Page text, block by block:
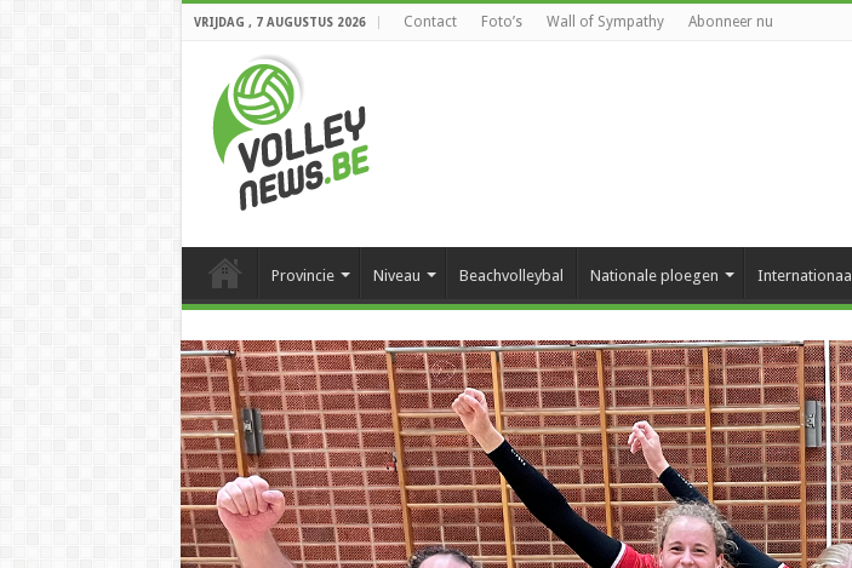
VRIJDAG , 7 AUGUSTUS 2026 Contact Foto’s Wall of Sympathy Abonneer nu
Provincie Niveau Beachvolleybal Nationale ploegen Internationaal